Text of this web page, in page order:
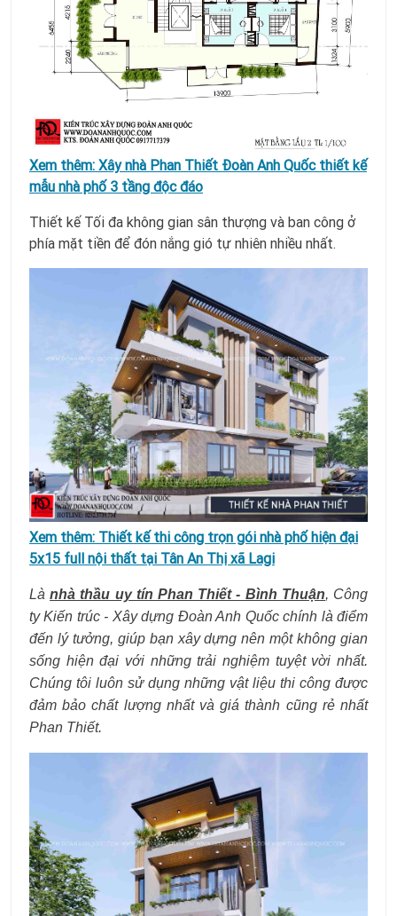
Xem thêm: Xây nhà Phan Thiết Đoàn Anh Quốc thiết kế
mẫu nhà phố 3 tầng độc đáo
Thiết kế Tối đa không gian sân thượng và ban công ở
phía mặt tiền để đón nắng gió tự nhiên nhiều nhất.
Xem thêm: Thiết kế thi công trọn gói nhà phố hiện đại
5x15 full nội thất tại Tân An Thị xã Lagi
Lànhà thầu uy tín Phan Thiết - Bình Thuận, Công
ty Kiến trúc - Xây dựng Đoàn Anh Quốc chính là điểm
đến lý tưởng, giúp bạn xây dựng nên một không gian
sống hiện đại với những trải nghiệm tuyệt vời nhất.
Chúng tôi luôn sử dụng những vật liệu thi công được
đảm bảo chất lượng nhất và giá thành cũng rẻ nhất
Phan Thiết.